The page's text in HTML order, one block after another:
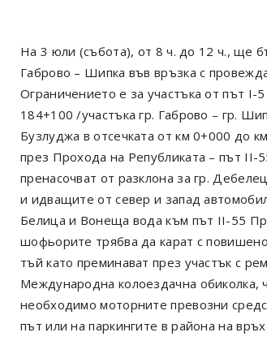
На 3 юли (събота), от 8 ч. до 12 ч., ще
Габрово – Шипка във връзка с
Ограничението е за участъка от път
184+100 /участъка гр. Габрово – гр.
Бузлуджа в отсечката от км 0+000 до
през Прохода на Републиката – път
пренасочват от разклона за гр.
и идващите от север и запад
Белица и Вонеща вода към път II-55
шофьорите трябва да карат с
тъй като преминават през участък с
Международна колоездачна обиколка,
необходимо моторните превозни
път или на паркингите в района на